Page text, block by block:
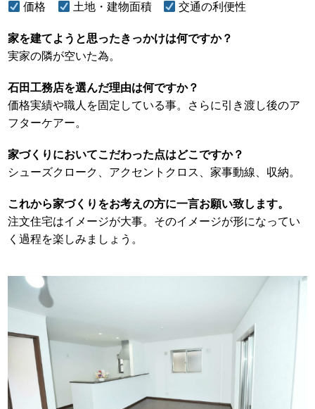
価格
土地・建物面積 交通の利便性
家を建てようと思ったきっかけは何ですか？
実家の隣が空いた為。
石田工務店を選んだ理由は何ですか？
価格実績や職人を固定している事。さらに引き渡し後のア
フターケアー。
家づくりにおいてこだわった点はどこですか？
シューズクローク、アクセントクロス、家事動線、収納。
これから家づくりをお考えの方に一言お願い致します。
注文住宅はイメージが大事。そのイメージが形になってい
く過程を楽しみましょう。